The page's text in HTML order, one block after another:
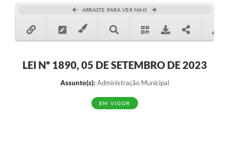
Acesso a Informação
Contato
REQUERIMENTO DE RESTITUIÇÃO DA TAXA DE INSCRIÇÃO
QUESTIONÁRIO PPA 2026/2029, LDO 2026 e LOA 2026
ARRASTE PARA VER MAIS
LEI Nº 1890, 05 DE SETEMBRO DE 2023
Assunto(s): Administração Municipal
EM VIGOR